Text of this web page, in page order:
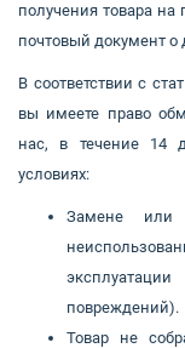
получения товара на
почтовый документ о
В соответствии с
вы имеете право
нас, в течение 14
условиях:
Замене или
повреждений).
Товар не